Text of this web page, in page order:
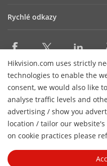
Hikvision.com uses strictly
technologies to enable the
consent, we would also like
analyse traffic levels and
advertising / show you
location / tailor our
on cookie practices please
Zaměřeno na kvalitu
Kontakt
Kariéra
Úspěšné příběhy
DPP Platinum
Najít technologického
Technology Partner Portal
Hikvision Embedded Open
Příběh technologického
Rychlé odkazy
Produkty, jejichž výroba byla
Mapa webu
© 2026 Hangzhou Hikvision
Ltd. Všechna práva vyhrazena.
údajů